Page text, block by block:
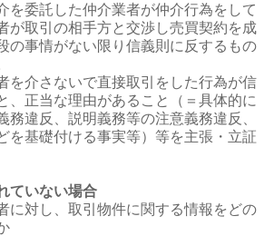
を委託した仲介業者が仲介行為をして
が取引の相手方と交渉し売買契約を成
の事情がない限り信義則に反するもの
を介さないで直接取引をした行為が信
、正当な理由があること（＝具体的に
務違反、説明義務等の注意義務違反、
を基礎付ける事実等）等を主張・立証
ていない場合
に対し、取引物件に関する情報をどの